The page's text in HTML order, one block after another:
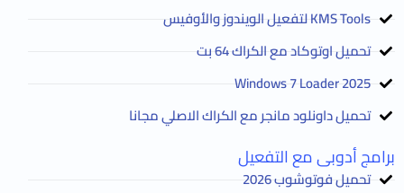
KMS Tools لتفعيل الويندوز والأوفيس
تحميل اوتوكاد مع الكراك 64 بت
2025 Windows 7 Loader
تحميل داونلود مانجر مع الكراك الاصلي مجانا
برامج أدوبى مع التفعيل
تحميل فوتوشوب 2026